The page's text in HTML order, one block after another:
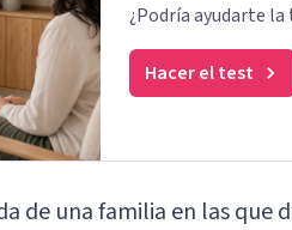
¿Podría ayudarte la
Hacer el test
de una familia en las